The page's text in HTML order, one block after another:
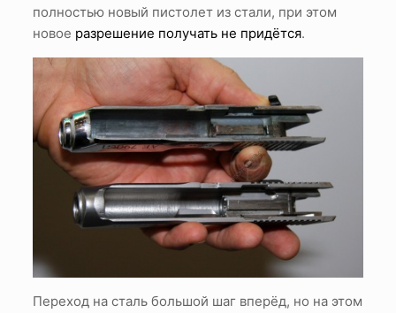
полностью новый пистолет из стали, при этом
новое разрешение получать не придётся.
Переход на сталь большой шаг вперёд, но на этом